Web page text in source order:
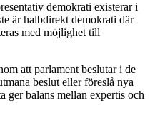
demokrati existerar i
är halbdirekt demokrati där
med möjlighet till
att parlament beslutar i de
beslut eller föreslå nya
ger balans mellan expertis och